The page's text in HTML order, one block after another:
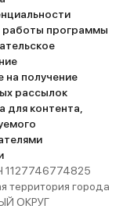
работы программы
на получение
рассылок
для контента,
1127746774825
территория города
ОКРУГ